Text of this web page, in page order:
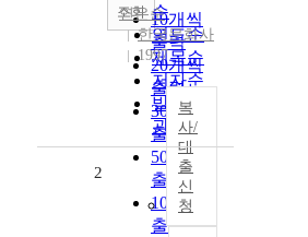
순
연도순
제목순
저자순
발행기
관순
10개씩
출력
20개씩
출력
30개씩
출력
50개씩
출력
100개씩
출력
조회
연은순
한국문화사
1997
복
사/
대
출
신
청
2